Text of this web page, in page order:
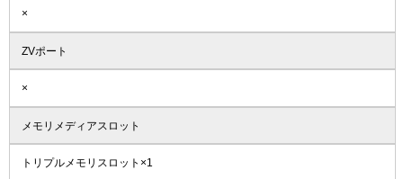
×
ZVポート
×
メモリメディアスロット
トリプルメモリスロット×1